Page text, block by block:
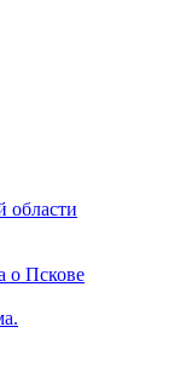
области
о Пскове